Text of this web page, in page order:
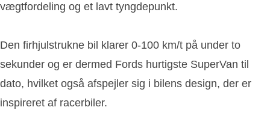
vægtfordeling og et lavt tyngdepunkt.
Den firhjulstrukne bil klarer 0-100 km/t på under to
sekunder og er dermed Fords hurtigste SuperVan til
dato, hvilket også afspejler sig i bilens design, der er
inspireret af racerbiler.